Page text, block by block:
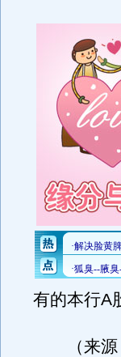
有的本行A
（来源